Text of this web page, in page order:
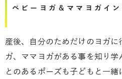
ベビーヨガ＆ママヨガイ
産後、自分のためだけのヨガに
ガ、ママヨガがある事を知り学
とのあるポーズも子どもと一